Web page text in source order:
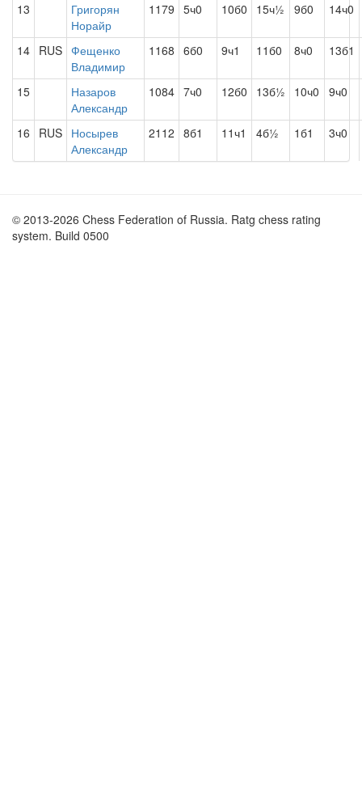
13
Григорян
Норайр
1179 5ч0 10б0 15ч½ 9б0 14ч0
14 RUS Фещенко
Владимир
1168 6б0 9ч1 11б0 8ч0 13б1
15
Назаров
Александр
1084 7ч0 12б0 13б½ 10ч0 9ч0
16 RUS Носырев
Александр
2112 8б1 11ч1 4б½ 1б1 3ч0
© 2013-2026 Chess Federation of Russia. Ratg chess rating
system. Build 0500